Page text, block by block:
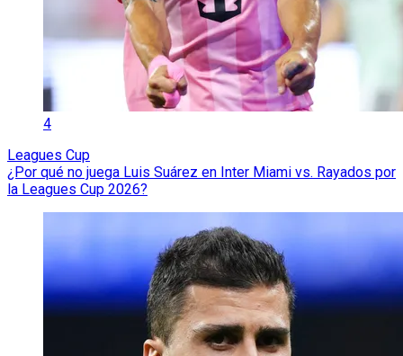
4
Leagues Cup
¿Por qué no juega Luis Suárez en Inter Miami vs. Rayados por
la Leagues Cup 2026?